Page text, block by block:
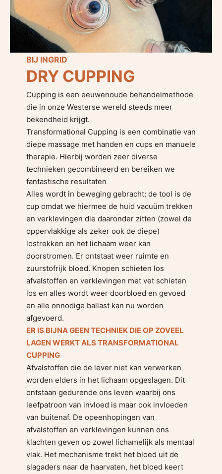
BIJ INGRID
DRY CUPPING
Cupping is een eeuwenoude behandelmethode
die in onze Westerse wereld steeds meer
bekendheid krijgt.
Transformational Cupping is een combinatie van
diepe massage met handen en cups en manuele
therapie. Hierbij worden zeer diverse
technieken gecombineerd en bereiken we
fantastische resultaten
Alles wordt in beweging gebracht; de tool is de
cup omdat we hiermee de huid vacuüm trekken
en verklevingen die daaronder zitten (zowel de
oppervlakkige als zeker ook de diepe)
lostrekken en het lichaam weer kan
doorstromen. Er ontstaat weer ruimte en
zuurstofrijk bloed. Knopen schieten los
afvalstoffen en verklevingen met vet schieten
los en alles wordt weer doorbloed en gevoed
en alle onnodige ballast kan nu worden
afgevoerd.
ER IS BIJNA GEEN TECHNIEK DIE OP ZOVEEL
LAGEN WERKT ALS TRANSFORMATIONAL
CUPPING
Afvalstoffen die de lever niet kan verwerken
worden elders in het lichaam opgeslagen. Dit
ontstaan gedurende ons leven waarbij ons
leefpatroon van invloed is maar ook invloeden
van buitenaf. De opeenhopingen van
afvalstoffen en verklevingen kunnen ons
klachten geven op zowel lichamelijk als mentaal
vlak. Het mechanisme trekt het bloed uit de
slagaders naar de haarvaten, het bloed keert